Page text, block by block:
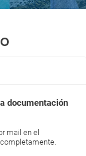
documentación
mail en el